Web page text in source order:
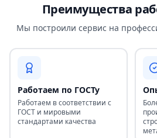
Преимущества
Мы построили сервис на
Работаем по ГОСТу
Работаем в соответствии с
ГОСТ и мировыми
стандартами качества